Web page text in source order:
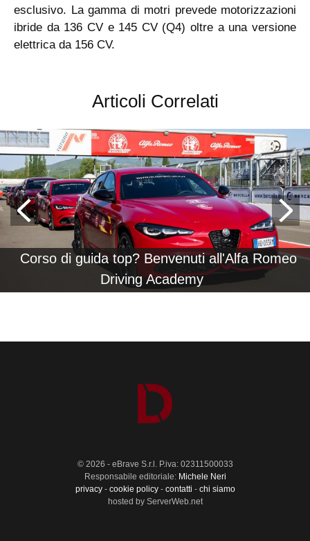
esclusivo. La gamma di motri prevede motorizzazioni
ibride da 136 CV e 145 CV (Q4) oltre a una versione
elettrica da 156 CV.
Articoli Correlati
Corso di guida top? Benvenuti all'Alfa Romeo
Driving Academy
© 2026 - eBrave S.r.l. P.iva: 02311500033
Responsabile editoriale: Michele Neri
privacy- cookie policy- contatti - chi siamo
hosted by ServerWeb.net